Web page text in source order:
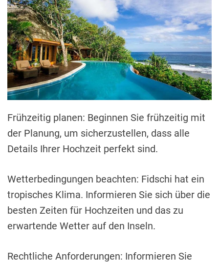
Frühzeitig planen: Beginnen Sie frühzeitig mit
der Planung, um sicherzustellen, dass alle
Details Ihrer Hochzeit perfekt sind.
Wetterbedingungen beachten: Fidschi hat ein
tropisches Klima. Informieren Sie sich über die
besten Zeiten für Hochzeiten und das zu
erwartende Wetter auf den Inseln.
Rechtliche Anforderungen: Informieren Sie